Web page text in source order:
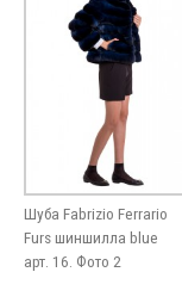
Шуба Fabrizio Ferrario
Furs шиншилла blue
арт. 16. Фото 2